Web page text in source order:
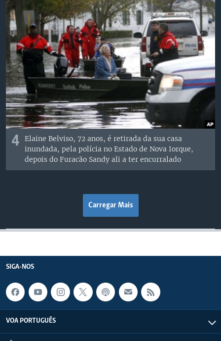
4
Elaine Belviso, 72 anos, é retirada da sua casa
inundada, pela polícia no Estado de Nova Iorque,
depois do Furacão Sandy ali a ter encurralado
Carregar Mais
SIGA-NOS
VOA PORTUGUÊS